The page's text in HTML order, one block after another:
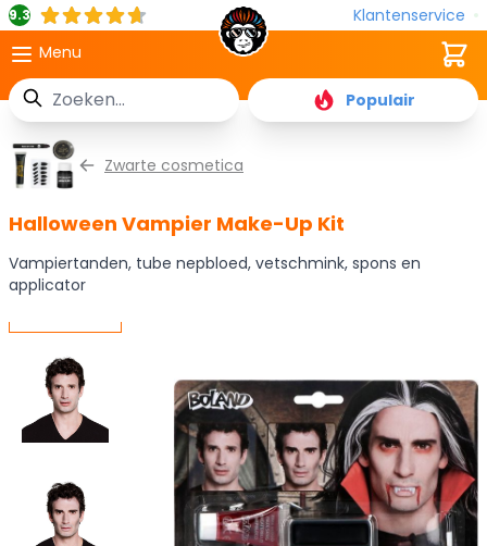
9.3
Klantenservice
Menu
Zoek
Populair
Cart
Zwarte cosmetica
Halloween Vampier Make-Up Kit
Vampiertanden, tube nepbloed, vetschmink, spons en
applicator